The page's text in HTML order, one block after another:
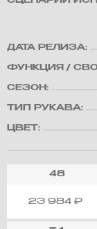
ДАТА РЕЛИЗА:
ФУНКЦИЯ /
СЕЗОН:
ТИП РУКАВА:
ЦВЕТ:
48
23 984 ₽